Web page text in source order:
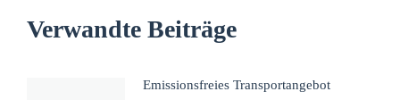
Verwandte Beiträge
Emissionsfreies Transportangebot